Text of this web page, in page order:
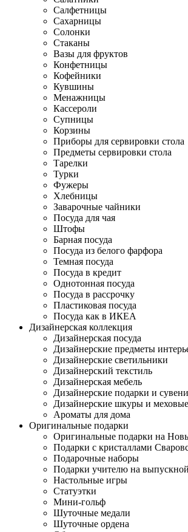
Салфетницы
Сахарницы
Солонки
Стаканы
Вазы для фруктов
Конфетницы
Кофейники
Кувшины
Менажницы
Кассероли
Супницы
Корзины
Приборы для сервировки стола
Предметы сервировки стола
Тарелки
Турки
Фужеры
Хлебницы
Заварочные чайники
Посуда для чая
Штофы
Барная посуда
Посуда из белого фарфора
Темная посуда
Посуда в кредит
Однотонная посуда
Посуда в рассрочку
Пластиковая посуда
Посуда как в ИКЕА
Дизайнерская коллекция
Дизайнерская посуда
Дизайнерские предметы
Дизайнерские светильники
Дизайнерский текстиль
Дизайнерская мебель
Дизайнерские подарки и
Дизайнерские шкуры и
Ароматы для дома
Оригинальные подарки
Оригинальные подарки на
Подарки с кристаллами
Подарочные наборы
Подарки учителю на выпускной
Настольные игры
Статуэтки
Мини-гольф
Шуточные медали
Шуточные ордена